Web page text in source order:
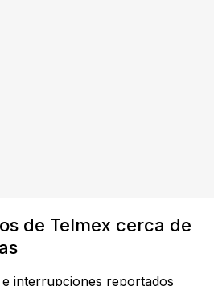
de Telmex cerca de
interrupciones reportados